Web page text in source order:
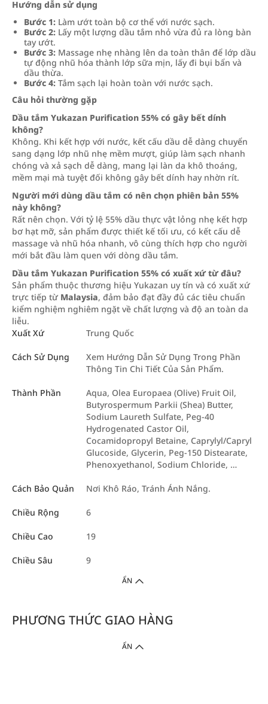
Hướng dẫn sử dụng
Bước 1: Làm ướt toàn bộ cơ thể với nước sạch.
Bước 2: Lấy một lượng dầu tắm nhỏ vừa đủ ra lòng bàn
tay ướt.
Bước 3: Massage nhẹ nhàng lên da toàn thân để lớp dầu
tự động nhũ hóa thành lớp sữa mịn, lấy đi bụi bẩn và
dầu thừa.
Bước 4: Tắm sạch lại hoàn toàn với nước sạch.
Câu hỏi thường gặp
Dầu tắm Yukazan Purification 55% có gây bết dính
không?
Không. Khi kết hợp với nước, kết cấu dầu dễ dàng chuyển
sang dạng lớp nhũ nhẹ mềm mượt, giúp làm sạch nhanh
chóng và xả sạch dễ dàng, mang lại làn da khô thoáng,
mềm mại mà tuyệt đối không gây bết dính hay nhờn rít.
Người mới dùng dầu tắm có nên chọn phiên bản 55%
này không?
Rất nên chọn. Với tỷ lệ 55% dầu thực vật lỏng nhẹ kết hợp
bơ hạt mỡ, sản phẩm được thiết kế tối ưu, có kết cấu dễ
massage và nhũ hóa nhanh, vô cùng thích hợp cho người
mới bắt đầu làm quen với dòng dầu tắm.
Dầu tắm Yukazan Purification 55% có xuất xứ từ đâu?
Sản phẩm thuộc thương hiệu Yukazan uy tín và có xuất xứ
trực tiếp từ Malaysia, đảm bảo đạt đầy đủ các tiêu chuẩn
kiểm nghiệm nghiêm ngặt về chất lượng và độ an toàn da
liễu.
Xuất Xứ
Trung Quốc
Cách Sử Dụng
Xem Hướng Dẫn Sử Dụng Trong Phần
Thông Tin Chi Tiết Của Sản Phẩm.
Thành Phần
Aqua, Olea Europaea (Olive) Fruit Oil,
Butyrospermum Parkii (Shea) Butter,
Sodium Laureth Sulfate, Peg-40
Hydrogenated Castor Oil,
Cocamidopropyl Betaine, Caprylyl/Capryl
Glucoside, Glycerin, Peg-150 Distearate,
Phenoxyethanol, Sodium Chloride, …
Cách Bảo Quản Nơi Khô Ráo, Tránh Ánh Nắng.
Chiều Rộng 6
Chiều Cao 19
Chiều Sâu 9
ẨN
PHƯƠNG THỨC GIAO HÀNG
ẨN